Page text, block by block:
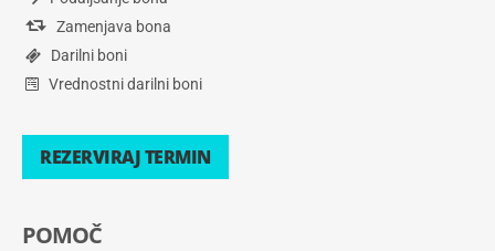
Zamenjava bona
Darilni boni
Vrednostni darilni boni
REZERVIRAJ TERMIN
POMOČ